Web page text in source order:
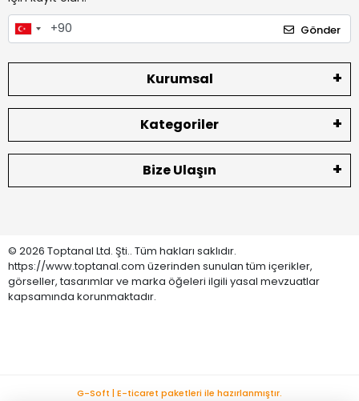
Gönder
Kurumsal
Kategoriler
Bize Ulaşın
© 2026 Toptanal Ltd. Şti.. Tüm hakları saklıdır.
https://www.toptanal.com üzerinden sunulan tüm içerikler,
görseller, tasarımlar ve marka öğeleri ilgili yasal mevzuatlar
kapsamında korunmaktadır.
G-Soft | E-ticaret paketleri ile hazırlanmıştır.